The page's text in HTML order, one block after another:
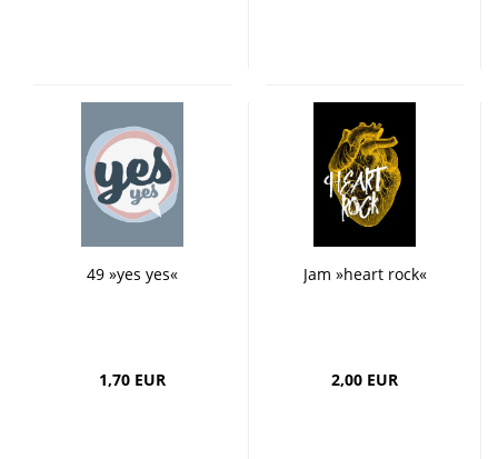
49 »yes yes«
1,70 EUR
Jam »heart rock«
2,00 EUR